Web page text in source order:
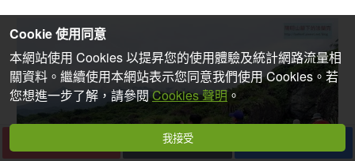
下一篇
Cookie 使用同意
本網站使用 Cookies 以提昇您的使用體驗及統計網路流量相
關資料。繼續使用本網站表示您同意我們使用 Cookies。若
您想進一步了解，請參閱Cookies 聲明。
我接受